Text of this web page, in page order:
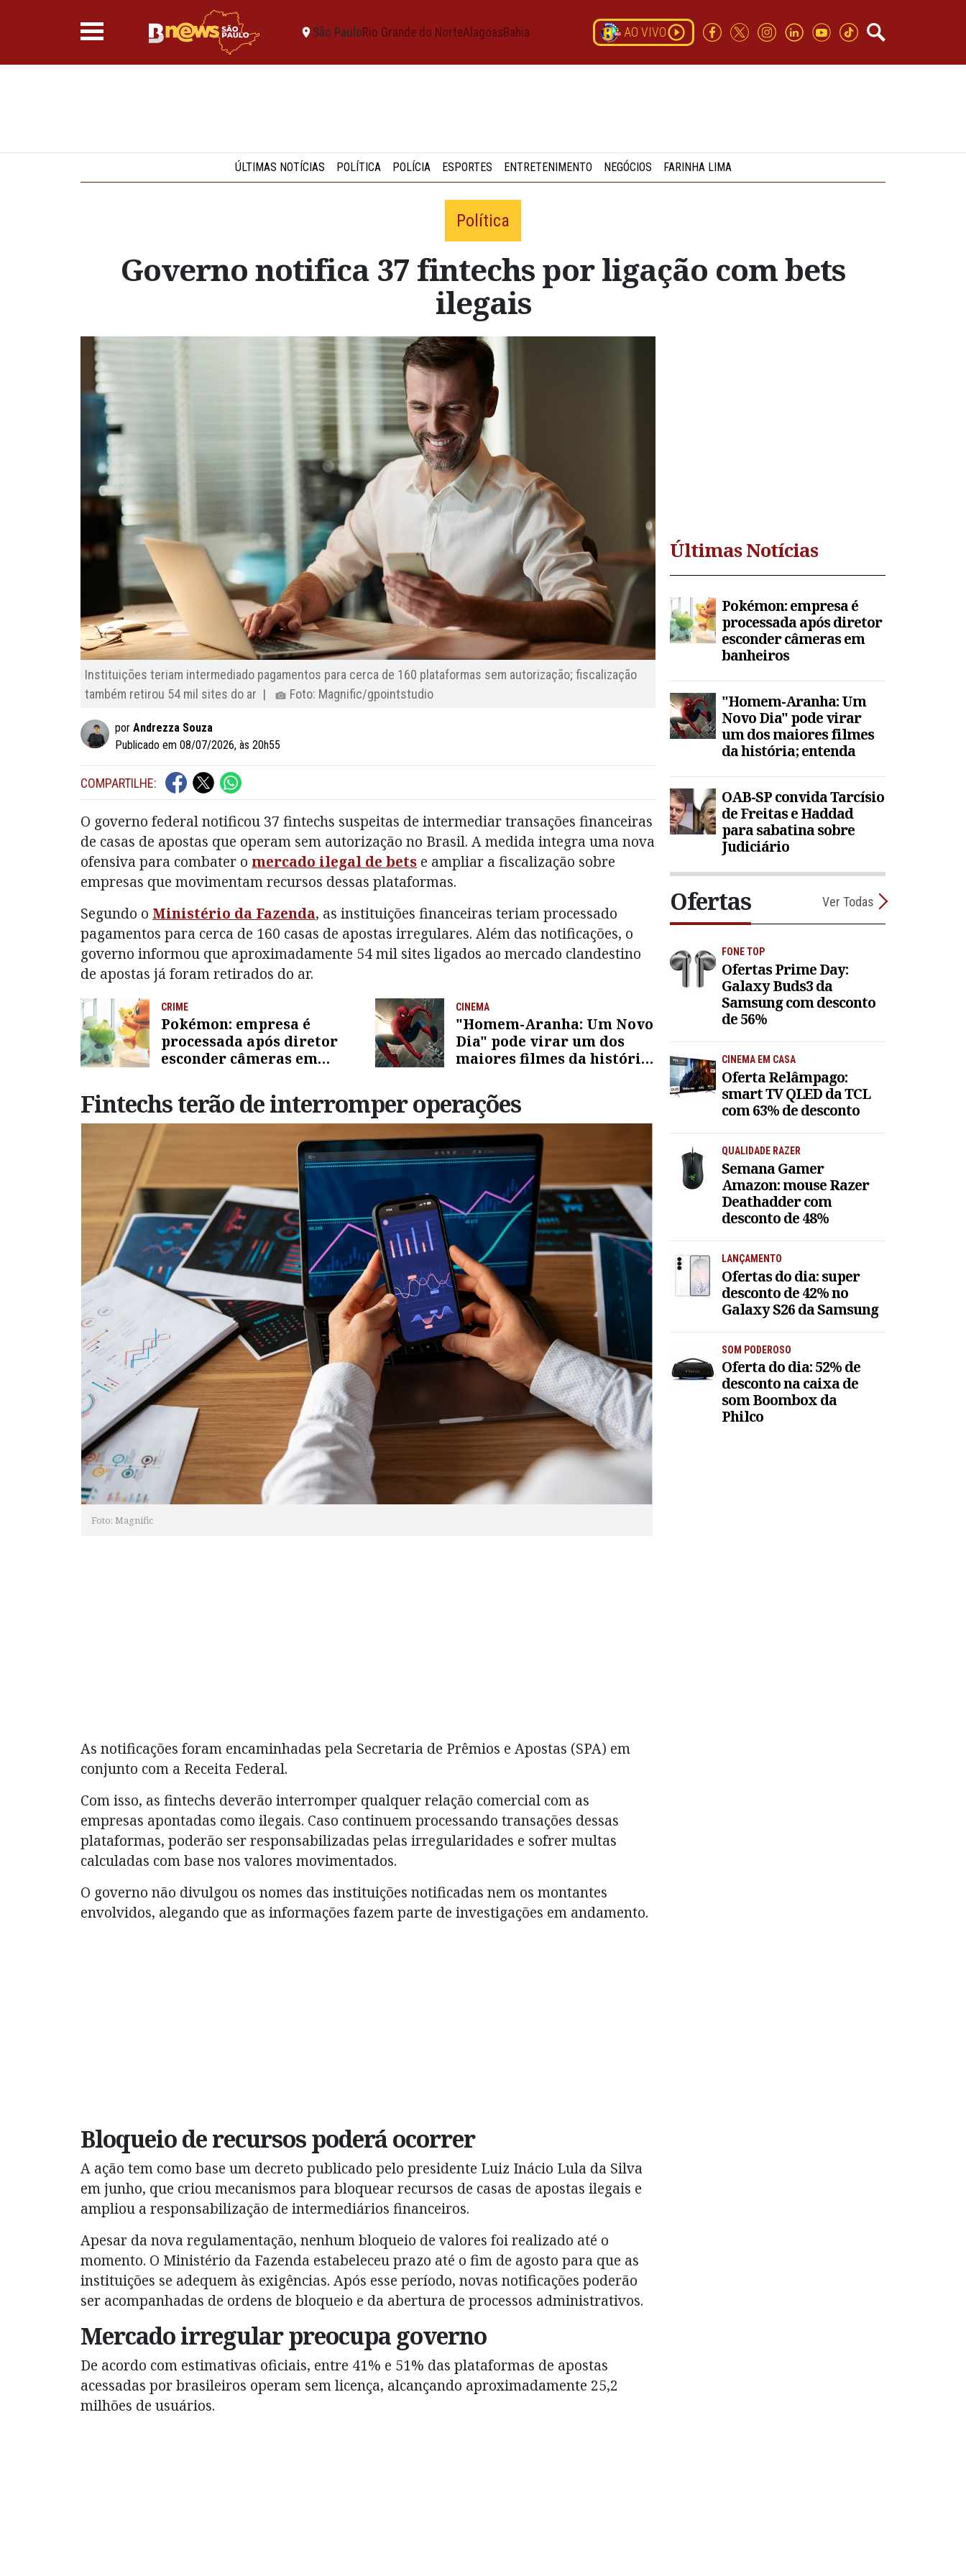
São PauloRio Grande do NorteAlagoasBahia AO VIVO
ÚLTIMAS NOTÍCIAS POLÍTICA POLÍCIA ESPORTES ENTRETENIMENTO NEGÓCIOS FARINHA LIMA
Política
Governo notifica 37 fintechs por ligação com bets
ilegais
Instituições teriam intermediado pagamentos para cerca de 160 plataformas sem autorização; fiscalização
também retirou 54 mil sites do ar |
Foto: Magnific/gpointstudio
por Andrezza Souza
Publicado em 08/07/2026, às 20h55
COMPARTILHE:
O governo federal notificou 37 fintechs suspeitas de intermediar transações financeiras
de casas de apostas que operam sem autorização no Brasil. A medida integra uma nova
ofensiva para combater o mercado ilegal de bets e ampliar a fiscalização sobre
empresas que movimentam recursos dessas plataformas.
Segundo o Ministério da Fazenda, as instituições financeiras teriam processado
pagamentos para cerca de 160 casas de apostas irregulares. Além das notificações, o
governo informou que aproximadamente 54 mil sites ligados ao mercado clandestino
de apostas já foram retirados do ar.
CRIME
Pokémon: empresa é
processada após diretor
esconder câmeras em
CINEMA
"Homem-Aranha: Um Novo
Dia" pode virar um dos
maiores filmes da história;
Fintechs terão de interromper operações
Foto: Magnific
As notificações foram encaminhadas pela Secretaria de Prêmios e Apostas (SPA) em
conjunto com a Receita Federal.
Com isso, as fintechs deverão interromper qualquer relação comercial com as
empresas apontadas como ilegais. Caso continuem processando transações dessas
plataformas, poderão ser responsabilizadas pelas irregularidades e sofrer multas
calculadas com base nos valores movimentados.
O governo não divulgou os nomes das instituições notificadas nem os montantes
envolvidos, alegando que as informações fazem parte de investigações em andamento.
Bloqueio de recursos poderá ocorrer
A ação tem como base um decreto publicado pelo presidente Luiz Inácio Lula da Silva
em junho, que criou mecanismos para bloquear recursos de casas de apostas ilegais e
ampliou a responsabilização de intermediários financeiros.
Apesar da nova regulamentação, nenhum bloqueio de valores foi realizado até o
momento. O Ministério da Fazenda estabeleceu prazo até o fim de agosto para que as
instituições se adequem às exigências. Após esse período, novas notificações poderão
ser acompanhadas de ordens de bloqueio e da abertura de processos administrativos.
Mercado irregular preocupa governo
De acordo com estimativas oficiais, entre 41% e 51% das plataformas de apostas
acessadas por brasileiros operam sem licença, alcançando aproximadamente 25,2
milhões de usuários.
Últimas Notícias
Pokémon: empresa é
processada após diretor
esconder câmeras em
banheiros
"Homem-Aranha: Um
Novo Dia" pode virar
um dos maiores filmes
da história; entenda
OAB-SP convida Tarcísio
de Freitas e Haddad
para sabatina sobre
Judiciário
Ofertas Ver Todas
FONE TOP
Ofertas Prime Day:
Galaxy Buds3 da
Samsung com desconto
de 56%
CINEMA EM CASA
Oferta Relâmpago:
smart TV QLED da TCL
com 63% de desconto
QUALIDADE RAZER
Semana Gamer
Amazon: mouse Razer
Deathadder com
desconto de 48%
LANÇAMENTO
Ofertas do dia: super
desconto de 42% no
Galaxy S26 da Samsung
SOM PODEROSO
Oferta do dia: 52% de
desconto na caixa de
som Boombox da
Philco